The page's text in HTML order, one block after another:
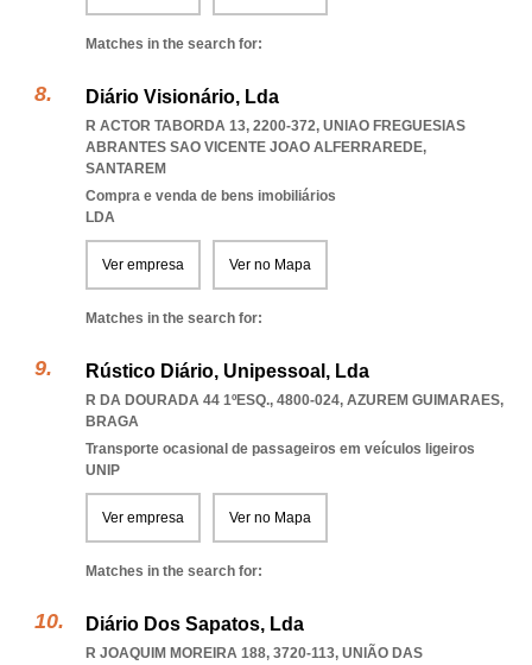
Matches in the search for:
Diário Visionário, Lda
R ACTOR TABORDA 13, 2200-372, UNIAO FREGUESIAS
ABRANTES SAO VICENTE JOAO ALFERRAREDE,
SANTAREM
Compra e venda de bens imobiliários
LDA
Ver empresa Ver no Mapa
Matches in the search for:
Rústico Diário, Unipessoal, Lda
R DA DOURADA 44 1ºESQ., 4800-024, AZUREM GUIMARAES,
BRAGA
Transporte ocasional de passageiros em veículos ligeiros
UNIP
Ver empresa Ver no Mapa
Matches in the search for:
Diário Dos Sapatos, Lda
R JOAQUIM MOREIRA 188, 3720-113, UNIÃO DAS